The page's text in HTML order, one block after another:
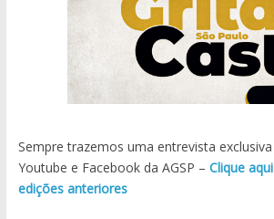
Sempre trazemos uma entrevista
Youtube e Facebook da AGSP – Clique
edições anteriores